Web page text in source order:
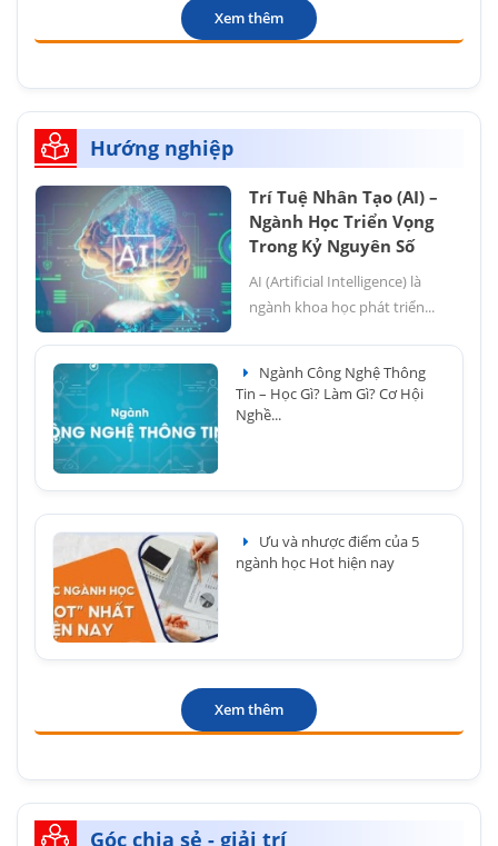
Xem thêm
Hướng nghiệp
Trí Tuệ Nhân Tạo (AI) –
Ngành Học Triển Vọng
Trong Kỷ Nguyên Số
AI (Artificial Intelligence) là
ngành khoa học phát triển...
Ngành Công Nghệ Thông
Tin – Học Gì? Làm Gì? Cơ Hội
Nghề...
Ưu và nhược điểm của 5
ngành học Hot hiện nay
Xem thêm
Góc chia sẻ - giải trí